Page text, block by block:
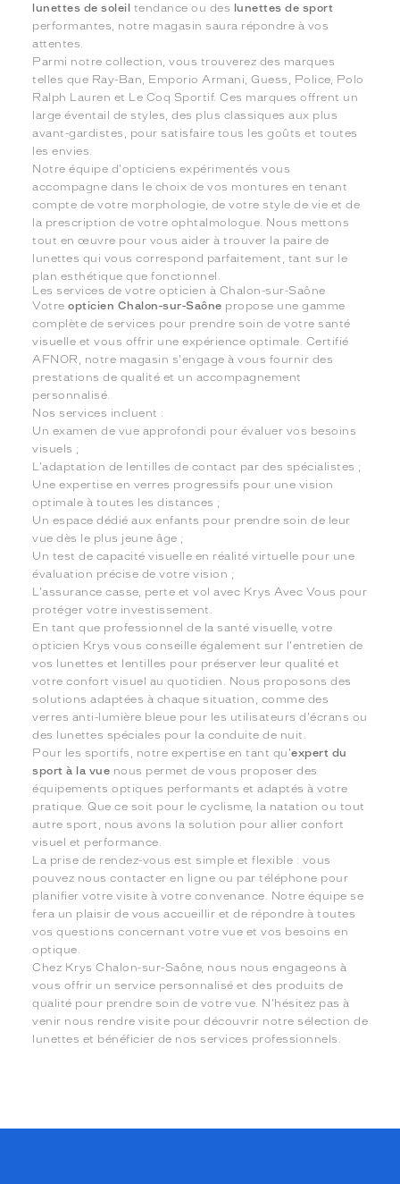
lunettes de soleil tendance ou des lunettes de sport
performantes, notre magasin saura répondre à vos
attentes.
Parmi notre collection, vous trouverez des marques
telles que Ray-Ban, Emporio Armani, Guess, Police, Polo
Ralph Lauren et Le Coq Sportif. Ces marques offrent un
large éventail de styles, des plus classiques aux plus
avant-gardistes, pour satisfaire tous les goûts et toutes
les envies.
Notre équipe d'opticiens expérimentés vous
accompagne dans le choix de vos montures en tenant
compte de votre morphologie, de votre style de vie et de
la prescription de votre ophtalmologue. Nous mettons
tout en œuvre pour vous aider à trouver la paire de
lunettes qui vous correspond parfaitement, tant sur le
plan esthétique que fonctionnel.
Les services de votre opticien à Chalon-sur-Saône
Votreopticien Chalon-sur-Saône propose une gamme
complète de services pour prendre soin de votre santé
visuelle et vous offrir une expérience optimale. Certifié
AFNOR, notre magasin s'engage à vous fournir des
prestations de qualité et un accompagnement
personnalisé.
Nos services incluent :
Un examen de vue approfondi pour évaluer vos besoins
visuels ;
L'adaptation de lentilles de contact par des spécialistes ;
Une expertise en verres progressifs pour une vision
optimale à toutes les distances ;
Un espace dédié aux enfants pour prendre soin de leur
vue dès le plus jeune âge ;
Un test de capacité visuelle en réalité virtuelle pour une
évaluation précise de votre vision ;
L'assurance casse, perte et vol avec Krys Avec Vous pour
protéger votre investissement.
En tant que professionnel de la santé visuelle, votre
opticien Krys vous conseille également sur l'entretien de
vos lunettes et lentilles pour préserver leur qualité et
votre confort visuel au quotidien. Nous proposons des
solutions adaptées à chaque situation, comme des
verres anti-lumière bleue pour les utilisateurs d'écrans ou
des lunettes spéciales pour la conduite de nuit.
Pour les sportifs, notre expertise en tant qu'expert du
sport à la vue nous permet de vous proposer des
équipements optiques performants et adaptés à votre
pratique. Que ce soit pour le cyclisme, la natation ou tout
autre sport, nous avons la solution pour allier confort
visuel et performance.
La prise de rendez-vous est simple et flexible : vous
pouvez nous contacter en ligne ou par téléphone pour
planifier votre visite à votre convenance. Notre équipe se
fera un plaisir de vous accueillir et de répondre à toutes
vos questions concernant votre vue et vos besoins en
optique.
Chez Krys Chalon-sur-Saône, nous nous engageons à
vous offrir un service personnalisé et des produits de
qualité pour prendre soin de votre vue. N'hésitez pas à
venir nous rendre visite pour découvrir notre sélection de
lunettes et bénéficier de nos services professionnels.